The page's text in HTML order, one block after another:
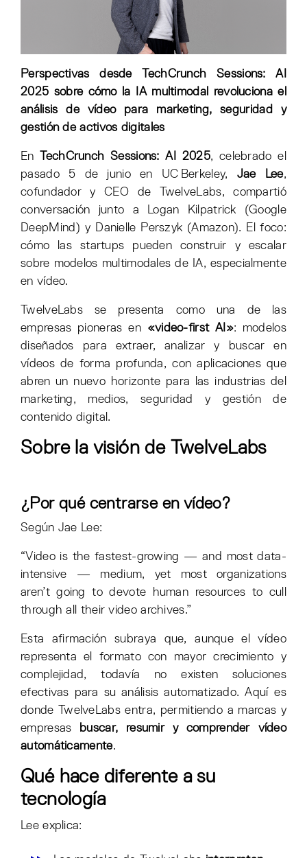
Perspectivas desde TechCrunch Sessions: AI
2025 sobre cómo la IA multimodal revoluciona el
análisis de vídeo para marketing, seguridad y
gestión de activos digitales
En TechCrunch Sessions: AI 2025, celebrado el
pasado 5 de junio en UC Berkeley, Jae Lee,
cofundador y CEO de TwelveLabs, compartió
conversación junto a Logan Kilpatrick (Google
DeepMind) y Danielle Perszyk (Amazon). El foco:
cómo las startups pueden construir y escalar
sobre modelos multimodales de IA, especialmente
en vídeo.
TwelveLabs se presenta como una de las
empresas pioneras en «video-first AI»: modelos
diseñados para extraer, analizar y buscar en
vídeos de forma profunda, con aplicaciones que
abren un nuevo horizonte para las industrias del
marketing, medios, seguridad y gestión de
contenido digital.
Sobre la visión de TwelveLabs
¿Por qué centrarse en vídeo?
Según Jae Lee:
“Video is the fastest-growing — and most data-
intensive — medium, yet most organizations
aren’t going to devote human resources to cull
through all their video archives.”
Esta afirmación subraya que, aunque el vídeo
representa el formato con mayor crecimiento y
complejidad, todavía no existen soluciones
efectivas para su análisis automatizado. Aquí es
donde TwelveLabs entra, permitiendo a marcas y
empresas
buscar, resumir y comprender vídeo
automáticamente.
Qué hace diferente a su
tecnología
Lee explica: